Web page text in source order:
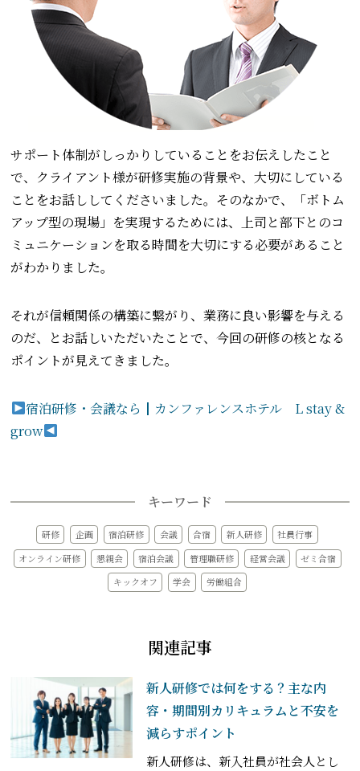
サポート体制がしっかりしていることをお伝えしたこと
で、クライアント様が研修実施の背景や、大切にしている
ことをお話ししてくださいました。そのなかで、「ボトム
アップ型の現場」を実現するためには、上司と部下とのコ
ミュニケーションを取る時間を大切にする必要があること
がわかりました。
それが信頼関係の構築に繋がり、業務に良い影響を与える
のだ、とお話しいただいたことで、今回の研修の核となる
ポイントが見えてきました。
宿泊研修・会議なら┃カンファレンスホテル L stay &
grow
キーワード
研修 企画 宿泊研修 会議 合宿 新人研修
社員行事
オンライン研修
懇親会 宿泊会議 管理職研修 経営会議
ゼミ合宿
キックオフ
学会 労働組合
関連記事
新人研修では何をする？主な内
容・期間別カリキュラムと不安を
減らすポイント
新人研修は、新入社員が社会人とし